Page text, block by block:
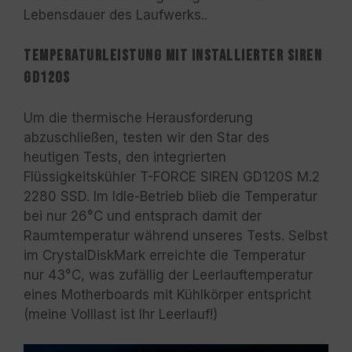
Lebensdauer des Laufwerks..
Temperaturleistung mit installierter SIREN
GD120S
Um die thermische Herausforderung
abzuschließen, testen wir den Star des
heutigen Tests, den integrierten
Flüssigkeitskühler T-FORCE SIREN GD120S M.2
2280 SSD. Im Idle-Betrieb blieb die Temperatur
bei nur 26°C und entsprach damit der
Raumtemperatur während unseres Tests. Selbst
im CrystalDiskMark erreichte die Temperatur
nur 43°C, was zufällig der Leerlauftemperatur
eines Motherboards mit Kühlkörper entspricht
(meine Volllast ist Ihr Leerlauf!)